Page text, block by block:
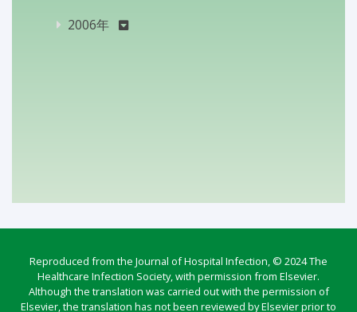
2006年
Reproduced from the Journal of Hospital Infection, © 2024 The
Healthcare Infection Society, with permission from Elsevier.
Although the translation was carried out with the permission of
Elsevier, the translation has not been reviewed by Elsevier prior to